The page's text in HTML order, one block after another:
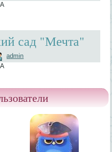
сад "Мечта"
admin